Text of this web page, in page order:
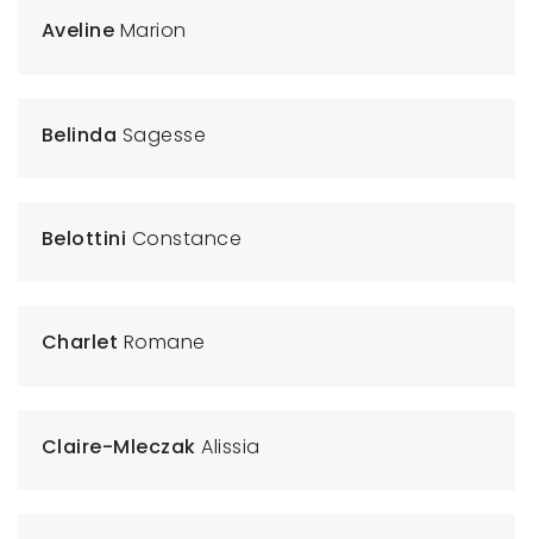
Aveline Marion
Belinda Sagesse
Belottini Constance
Charlet Romane
Claire-MleczakAlissia